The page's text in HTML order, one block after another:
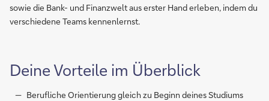
sowie die Bank- und Finanzwelt aus erster Hand erleben, indem du
verschiedene Teams kennenlernst.
Deine Vorteile im Überblick
Berufliche Orientierung gleich zu Beginn deines Studiums